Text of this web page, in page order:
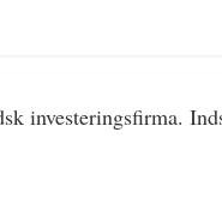
investeringsfirma.